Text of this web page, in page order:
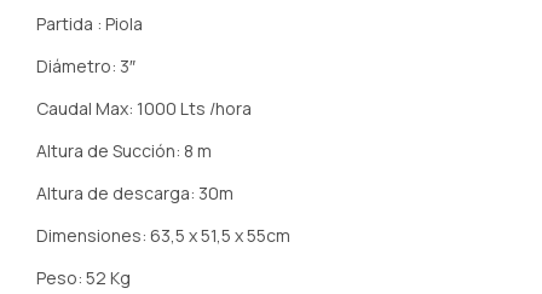
Partida : Piola
Diámetro: 3″
Caudal Max: 1000 Lts /hora
Altura de Succión: 8 m
Altura de descarga: 30m
Dimensiones: 63,5 x 51,5 x 55cm
Peso: 52 Kg